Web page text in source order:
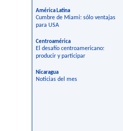
América Latina
Cumbre de Miami: sólo ventajas
para USA
Centroamérica
El desafío centroamericano:
producir y participar
Nicaragua
Noticias del mes